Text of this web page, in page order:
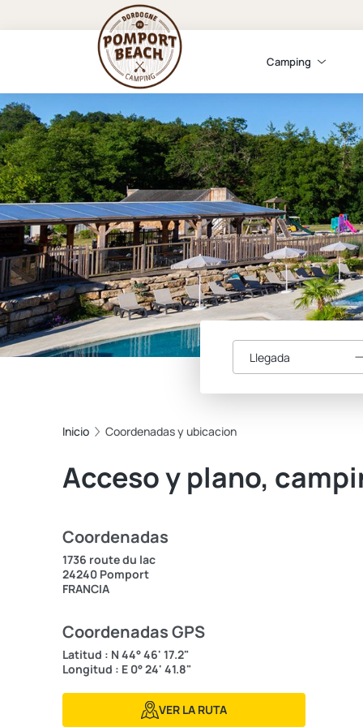
Camping
Llegada
Inicio Coordenadas y ubicacion
Acceso y plano,
Coordenadas
1736 route du lac
24240 Pomport
FRANCIA
Coordenadas GPS
Latitud : N 44° 46' 17.2"
Longitud : E 0° 24' 41.8"
VER LA RUTA